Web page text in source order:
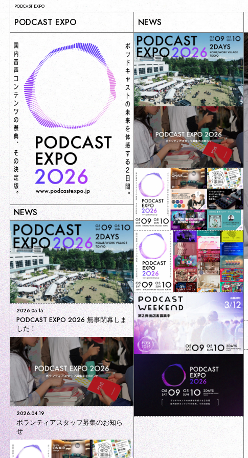
PODCAST EXPO
PODCAST EXPO NEWS
NEWS
2026.05.15
PODCAST EXPO 2026 無事閉幕しま
した！
2026.04.19
ボランティアスタッフ募集のお知ら
せ